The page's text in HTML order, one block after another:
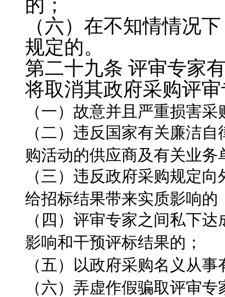
的；
（六）在不知情情况
规定的。
第二十九条 评审专家
将取消其政府采购评
（一）故意并且严重损害
（二）违反国家有关廉洁
购活动的供应商及有关业
（三）违反政府采购规定
给招标结果带来实质影响的
（四）评审专家之间私下
影响和干预评标结果的；
（五）以政府采购名义从
（六）弄虚作假骗取评审